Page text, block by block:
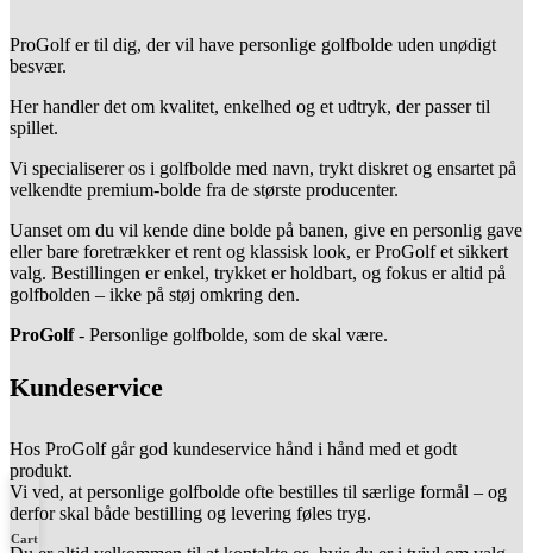
ProGolf er til dig, der vil have personlige golfbolde uden unødigt
besvær.
Her handler det om kvalitet, enkelhed og et udtryk, der passer til
spillet.
Vi specialiserer os i golfbolde med navn, trykt diskret og ensartet på
velkendte premium-bolde fra de største producenter.
Uanset om du vil kende dine bolde på banen, give en personlig gave
eller bare foretrækker et rent og klassisk look, er ProGolf et sikkert
valg. Bestillingen er enkel, trykket er holdbart, og fokus er altid på
golfbolden – ikke på støj omkring den.
ProGolf- Personlige golfbolde, som de skal være.
Kundeservice
Hos ProGolf går god kundeservice hånd i hånd med et godt
produkt.
Vi ved, at personlige golfbolde ofte bestilles til særlige formål – og
derfor skal både bestilling og levering føles tryg.
Cart